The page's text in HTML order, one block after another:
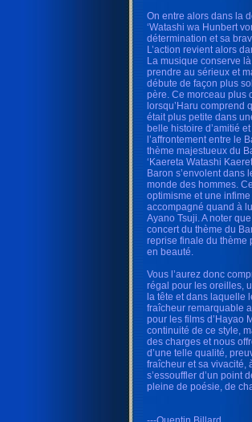
On entre alors dans la
‘Watashi wa Hunbert
détermination et sa
L’action revient alors
La musique conserve
prendre au sérieux et
débute de façon plus
père. Ce morceau plus
lorsqu’Haru comprend
était plus petite dans
belle histoire d’amitié
l’affrontement entre le
thème majestueux du
‘Kaereta Watashi
Baron s’envolent dans
monde des hommes.
optimisme et une
accompagné quand à
Ayano Tsuji. A noter
concert du thème du
reprise finale du thème
en beauté.
Vous l’aurez donc
régal pour les oreilles,
la tête et dans laquelle
fraîcheur remarquable
pour les films d’Hayao
continuité de ce style,
des charges et nous
d’une telle qualité,
fraîcheur et sa vivacité,
s’essouffler d’un point
pleine de poésie, de